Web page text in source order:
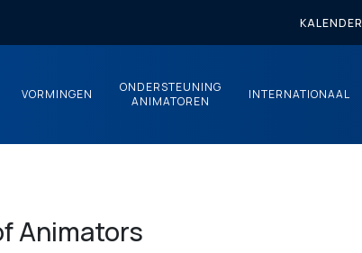
KALENDER
VORMINGEN
ONDERSTEUNING
ANIMATOREN
INTERNATIONAAL
Animators